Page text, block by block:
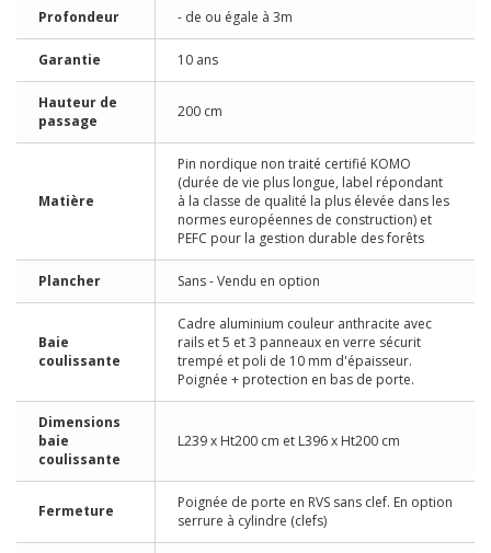
Profondeur - de ou égale à 3m
Garantie 10 ans
Hauteur de
passage
200 cm
Matière
Pin nordique non traité certifié KOMO
(durée de vie plus longue, label répondant
à la classe de qualité la plus élevée dans les
normes européennes de construction) et
PEFC pour la gestion durable des forêts
Plancher Sans - Vendu en option
Baie
coulissante
Cadre aluminium couleur anthracite avec
rails et 5 et 3 panneaux en verre sécurit
trempé et poli de 10 mm d'épaisseur.
Poignée + protection en bas de porte.
Dimensions
baie
coulissante
L239 x Ht200 cm et L396 x Ht200 cm
Fermeture
Poignée de porte en RVS sans clef. En option
serrure à cylindre (clefs)